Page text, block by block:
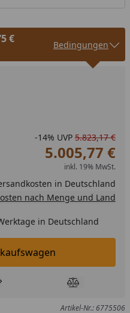
€
Bedingungen
eingeben
um eins erhöhen
-14% UVP 5.823,17 €
5.005,77 €
inkl. 19% MwSt.
in Deutschland
nach Menge und Land
in Deutschland
den Einkaufswagen legen
hinzufügenProdukt
Artikel-Nr.: 6775506